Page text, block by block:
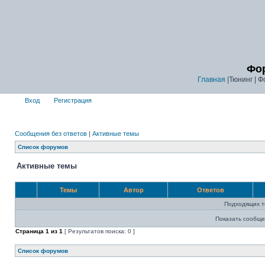
Главная |Тюнинг |
Вход Регистрация
Сообщения без ответов | Активные темы
Список форумов
Активные темы
Темы Автор Ответов
Подходящих
Показать
Страница 1 из 1 [ Результатов поиска: 0 ]
Список форумов